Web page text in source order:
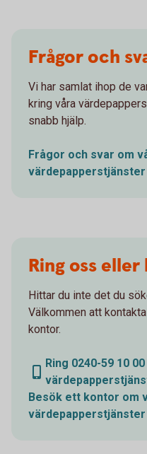
Frågor och
Vi har samlat ihop de
kring våra
snabb hjälp.
Frågor och svar om
värdepapperstjänster
Ring oss
Hittar du inte det du
Välkommen att
kontor.
Ring 0240-59 10
Besök ett kontor om
värdepapperstjänster